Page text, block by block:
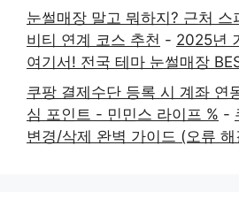
눈썰매장 말고 뭐하지? 근처 스
비티 연계 코스 추천 - 2025년
여기서! 전국 테마 눈썰매장
쿠팡 결제수단 등록 시 계좌 연
심 포인트 - 민민스 라이프 % -
변경/삭제 완벽 가이드 (오류